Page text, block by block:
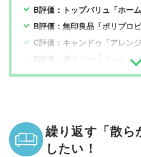
B評価：トップバリュ「ホームコーデ
B評価：無印良品「ポリプロ
C評価：キャンドゥ「アレン
D評価：ダイソー「メッシュバ
繰り返す「散ら
したい！